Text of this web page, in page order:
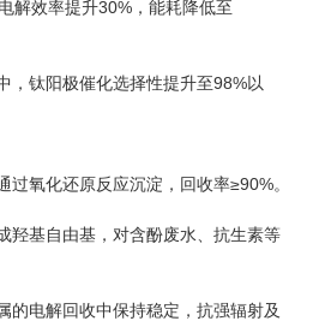
解效率提升30%，能耗降低至
，钛阳极催化选择性提升至98%以
氧化还原反应沉淀，回收率≥90%‌。
羟基自由基，对含酚废水、抗生素等
的电解回收中保持稳定，抗强辐射及